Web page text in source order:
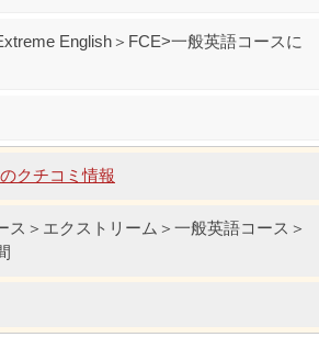
English＞FCE>一般英語コースに
クチコミ情報
ス＞エクストリーム＞一般英語コース＞